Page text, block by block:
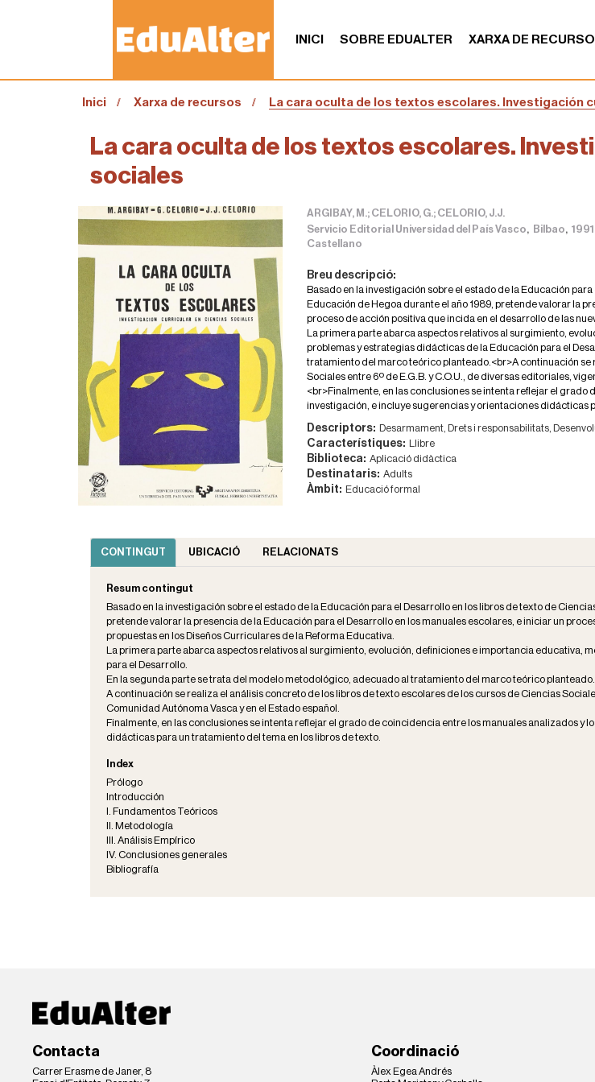
INICI SOBRE EDUALTER XARXA DE
oInici Xarxa de recursos La cara oculta de los textos escolares. Investigación
La cara oculta de los textos escolares.
sociales
ARGIBAY, M.; CELORIO, G.; CELORIO, J.J.
Servicio Editorial Universidad del País Vasco, Bilbao, 1991
Castellano
Breu descripció:
Basado en la investigación sobre el estado de la Educación
Educación de Hegoa durante el año 1989, pretende valorar la
proceso de acción positiva que incida en el desarrollo de las
La primera parte abarca aspectos relativos al surgimiento,
problemas y estrategias didácticas de la Educación para el
tratamiento del marco teórico planteado.<br>A continuación
Sociales entre 6º de E.G.B. y C.O.U., de diversas editoriales,
<br>Finalmente, en las conclusiones se intenta reflejar el
investigación, e incluye sugerencias y orientaciones didácticas
Descriptors: Desarmament, Drets i responsabilitats,
Característiques: Llibre
Biblioteca: Aplicació didàctica
Destinataris: Adults
Àmbit: Educació formal
CONTINGUT UBICACIÓ RELACIONATS
Resum contingut
Basado en la investigación sobre el estado de la Educación para el Desarrollo en los libros de texto de
pretende valorar la presencia de la Educación para el Desarrollo en los manuales escolares, e iniciar un
propuestas en los Diseños Curriculares de la Reforma Educativa.
La primera parte abarca aspectos relativos al surgimiento, evolución, definiciones e importancia educativa,
para el Desarrollo.
En la segunda parte se trata del modelo metodológico, adecuado al tratamiento del marco teórico planteado.
A continuación se realiza el análisis concreto de los libros de texto escolares de los cursos de Ciencias
Comunidad Autónoma Vasca y en el Estado español.
Finalmente, en las conclusiones se intenta reflejar el grado de coincidencia entre los manuales analizados y
didácticas para un tratamiento del tema en los libros de texto.
Index
Prólogo
Introducción
I. Fundamentos Teóricos
II. Metodología
III. Análisis Empírico
IV. Conclusiones generales
Bibliografía
Contacta
Carrer Erasme de Janer, 8
Coordinació
Àlex Egea Andrés